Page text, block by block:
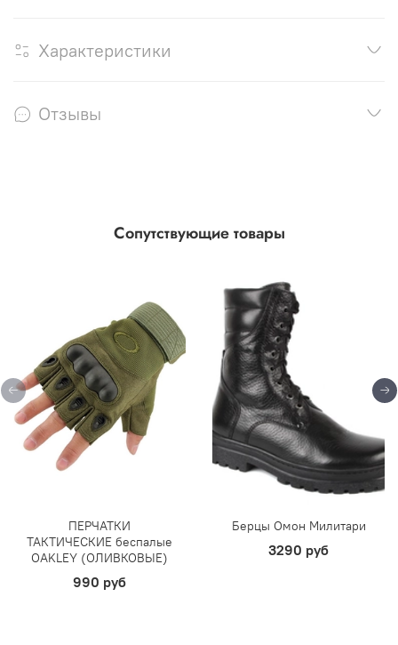
Характеристики
Отзывы
Сопутствующие товары
ПЕРЧАТКИ
ТАКТИЧЕСКИЕ беспалые
OAKLEY (ОЛИВКОВЫЕ)
990 руб
Берцы Омон Милитари
3290 руб